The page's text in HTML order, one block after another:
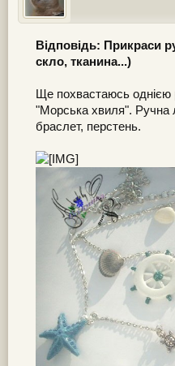
Відповідь: Прикраси
скло, тканина...)
Ще похвастаюсь
"Морська хвиля". Ручна
браслет, перстень.